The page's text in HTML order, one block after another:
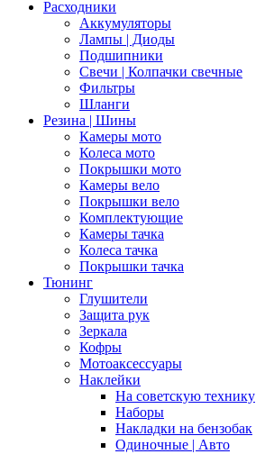
Расходники
Аккумуляторы
Лампы | Диоды
Подшипники
Свечи | Колпачки свечные
Фильтры
Шланги
Резина | Шины
Камеры мото
Колеса мото
Покрышки мото
Камеры вело
Покрышки вело
Комплектующие
Камеры тачка
Колеса тачка
Покрышки тачка
Тюнинг
Глушители
Защита рук
Зеркала
Кофры
Мотоаксессуары
Наклейки
На советскую технику
Наборы
Накладки на бензобак
Одиночные | Авто